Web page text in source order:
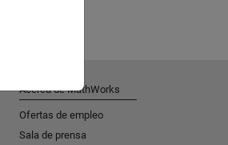
Acerca de MathWorks
Ofertas de empleo
Sala de prensa